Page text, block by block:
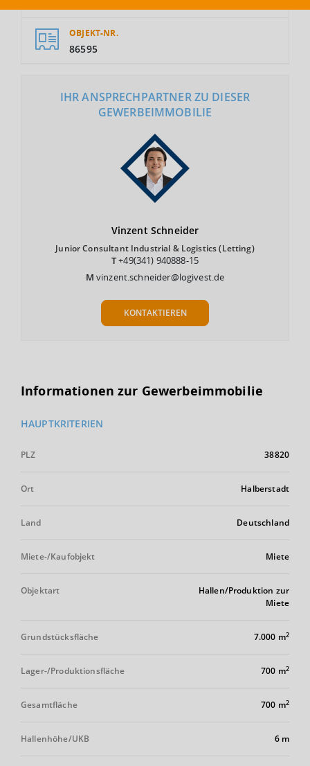
OBJEKT-NR.
86595
IHR ANSPRECHPARTNER ZU DIESER
GEWERBEIMMOBILIE
Vinzent Schneider
Junior Consultant Industrial & Logistics (Letting)
T+49(341) 940888-15
M vinzent.schneider@logivest.de
KONTAKTIEREN
Informationen zur Gewerbeimmobilie
HAUPTKRITERIEN
PLZ 38820
Ort Halberstadt
Land Deutschland
Miete-/Kaufobjekt Miete
Objektart
Hallen/Produktion zur
Miete
Grundstücksfläche 7.000 m2
Lager-/Produktionsfläche 700 m2
Gesamtfläche 700 m2
Hallenhöhe/UKB 6 m